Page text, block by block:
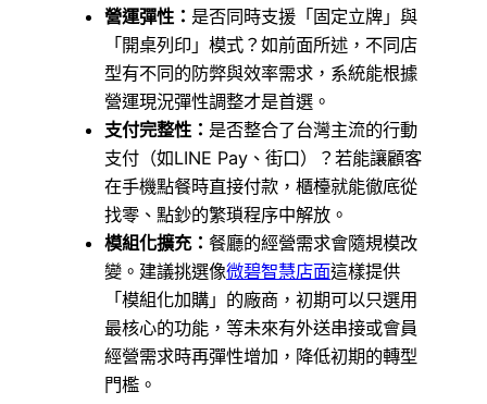
營運彈性： 是否同時支援「固定立牌」與
「開桌列印」模式？如前面所述，不同店
型有不同的防弊與效率需求，系統能根據
營運現況彈性調整才是首選。
支付完整性： 是否整合了台灣主流的行動
支付（如LINE Pay、街口）？若能讓顧客
在手機點餐時直接付款，櫃檯就能徹底從
找零、點鈔的繁瑣程序中解放。
模組化擴充： 餐廳的經營需求會隨規模改
變。建議挑選像微碧智慧店面這樣提供
「模組化加購」的廠商，初期可以只選用
最核心的功能，等未來有外送串接或會員
經營需求時再彈性增加，降低初期的轉型
門檻。